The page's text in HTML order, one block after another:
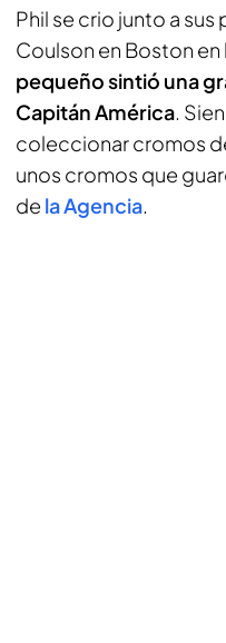
Phil se crio junto a sus
Coulson en Boston en
pequeño sintió una
Capitán América.
coleccionar cromos
unos cromos que
de la Agencia.